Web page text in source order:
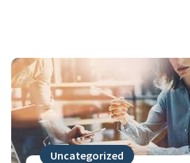
Uncategorized